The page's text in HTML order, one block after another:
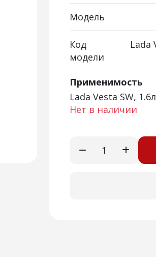
Модель
Код
модели
Lada
Применимость
Lada Vesta SW,
Нет в наличии